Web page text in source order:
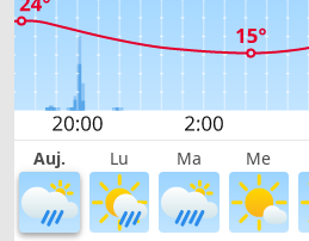
Auj. Lu Ma Me